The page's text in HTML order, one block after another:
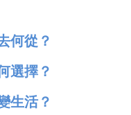
何從？
選擇？
生活？